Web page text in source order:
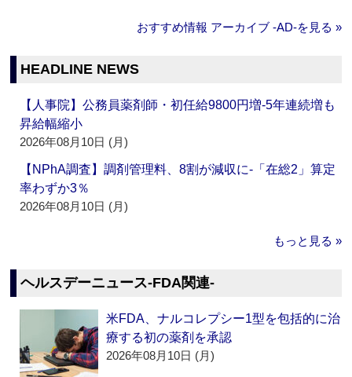
おすすめ情報 アーカイブ ‐AD‐を見る »
HEADLINE NEWS
【人事院】公務員薬剤師・初任給9800円増‐5年連続増も
昇給幅縮小
2026年08月10日 (月)
【NPhA調査】調剤管理料、8割が減収に‐「在総2」算定
率わずか3％
2026年08月10日 (月)
もっと見る »
ヘルスデーニュース‐FDA関連‐
米FDA、ナルコレプシー1型を包括的に治
療する初の薬剤を承認
2026年08月10日 (月)